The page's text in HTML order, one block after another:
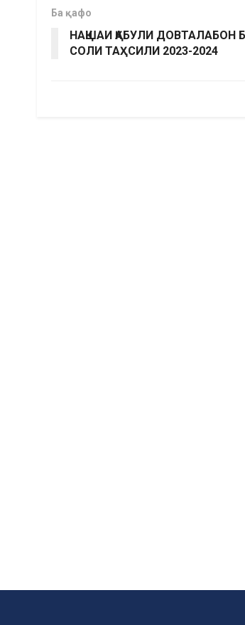
Ба қафо
НАҚШАИ ҚАБУЛИ ДОВТАЛАБОН
СОЛИ ТАҲСИЛИ 2023-2024